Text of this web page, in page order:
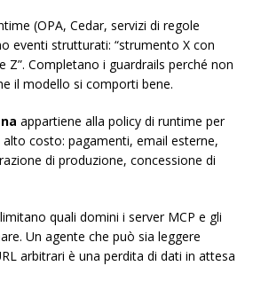
(OPA, Cedar, servizi di regole
eventi strutturati: “strumento X con
Z”. Completano i guardrails perché non
il modello si comporti bene.
appartiene alla policy di runtime per
costo: pagamenti, email esterne,
di produzione, concessione di
limitano quali domini i server MCP e gli
Un agente che può sia leggere
arbitrari è una perdita di dati in attesa